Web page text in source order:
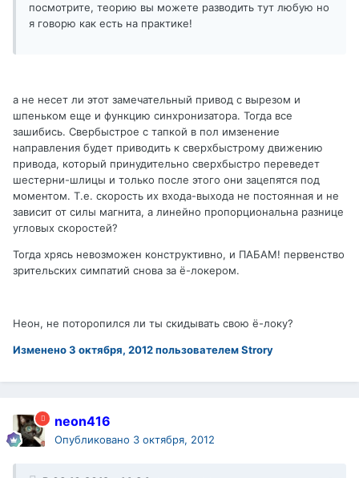
посмотрите, теорию вы можете разводить тут любую но
я говорю как есть на практике!
а не несет ли этот замечательный привод с вырезом и
шпеньком еще и функцию синхронизатора. Тогда все
зашибись. Свербыстрое с тапкой в пол имзенение
направления будет приводить к сверхбыстрому движению
привода, который принудительно сверхбыстро переведет
шестерни-шлицы и только после этого они зацепятся под
моментом. Т.е. скорость их входа-выхода не постоянная и не
зависит от силы магнита, а линейно пропорциональна разнице
угловых скоростей?
Тогда хрясь невозможен конструктивно, и ПАБАМ! первенство
зрительских симпатий снова за ё-локером.
Неон, не поторопился ли ты скидывать свою ё-локу?
Изменено3 октября, 2012пользователем Strory
neon416
Опубликовано 3 октября, 2012